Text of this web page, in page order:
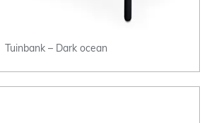
Tuinbank – Dark ocean